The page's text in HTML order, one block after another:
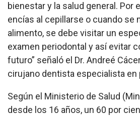
bienestar y la salud general. Por
encías al cepillarse o cuando se
alimento, se debe visitar un
examen periodontal y así evitar
futuro” señaló el Dr. Andreé
cirujano dentista especialista en
Según el Ministerio de Salud
desde los 16 años, un 60 por